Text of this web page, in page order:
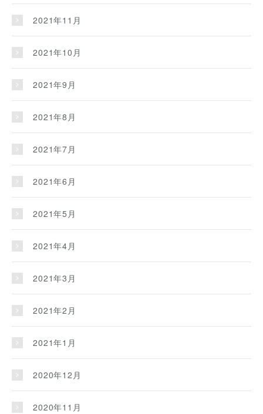
2021年11月
2021年10月
2021年9月
2021年8月
2021年7月
2021年6月
2021年5月
2021年4月
2021年3月
2021年2月
2021年1月
2020年12月
2020年11月